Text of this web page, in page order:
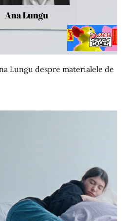
Lungu despre materialele de